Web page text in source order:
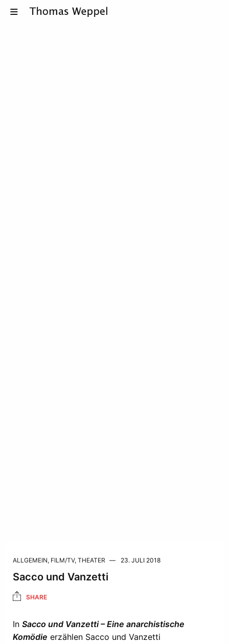
ALLGEMEIN, FILM/TV, THEATER 23. JULI 2018
Sacco und Vanzetti
SHARE
In Sacco und Vanzetti – Eine anarchistische
Komödie erzählen Sacco und Vanzetti